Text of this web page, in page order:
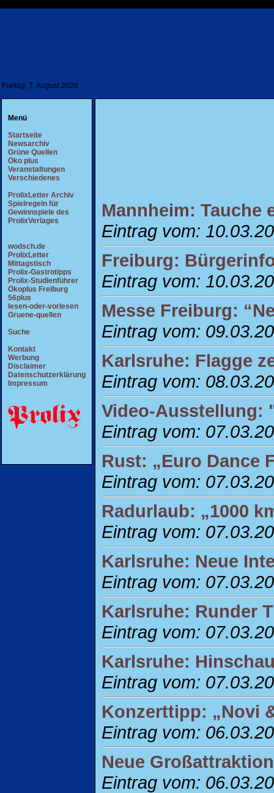
Freitag, 7. August 2026
Menü
Startseite
Newsarchiv
Grüne Quellen
Öko plus
Veranstaltungen
Verschiedenes
ProlixLetter Archiv
Spielregeln für
Gewinnspiele des
ProlixVerlages
wodsch.de
ProlixLetter
Mittagstisch
Prolix-Gastrotipps
Prolix-Studienführer
Ökoplus Freiburg
56plus
lesen-oder-vorlesen
Gruene-quellen
Suche
Kontakt
Werbung
Disclaimer
Datenschutzerklärung
Impressum
Mannheim: Tauche
Eintrag vom:
Freiburg:
Eintrag vom:
Messe Freiburg:
Eintrag vom:
Karlsruhe: Flagge
Eintrag vom:
Video-Ausstellung:
Eintrag vom:
Rust: „Euro Dance
Eintrag vom:
Radurlaub: „1000
Eintrag vom:
Karlsruhe: Neue
Eintrag vom:
Karlsruhe: Runder
Eintrag vom:
Karlsruhe:
Eintrag vom:
Konzerttipp: „Novi
Eintrag vom:
Neue
Eintrag vom: